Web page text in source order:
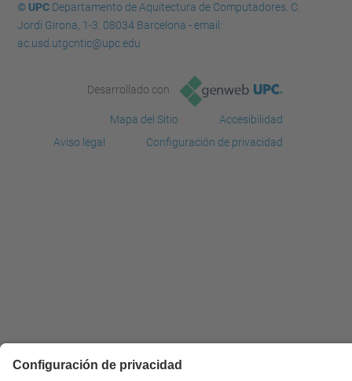
© UPCDepartamento de Aquitectura de Computadores. C.
Jordi Girona, 1-3. 08034 Barcelona - email:
ac.usd.utgcntic@upc.edu
Desarrollado con
Mapa del Sitio
Accesibilidad
Aviso legal
Configuración de privacidad